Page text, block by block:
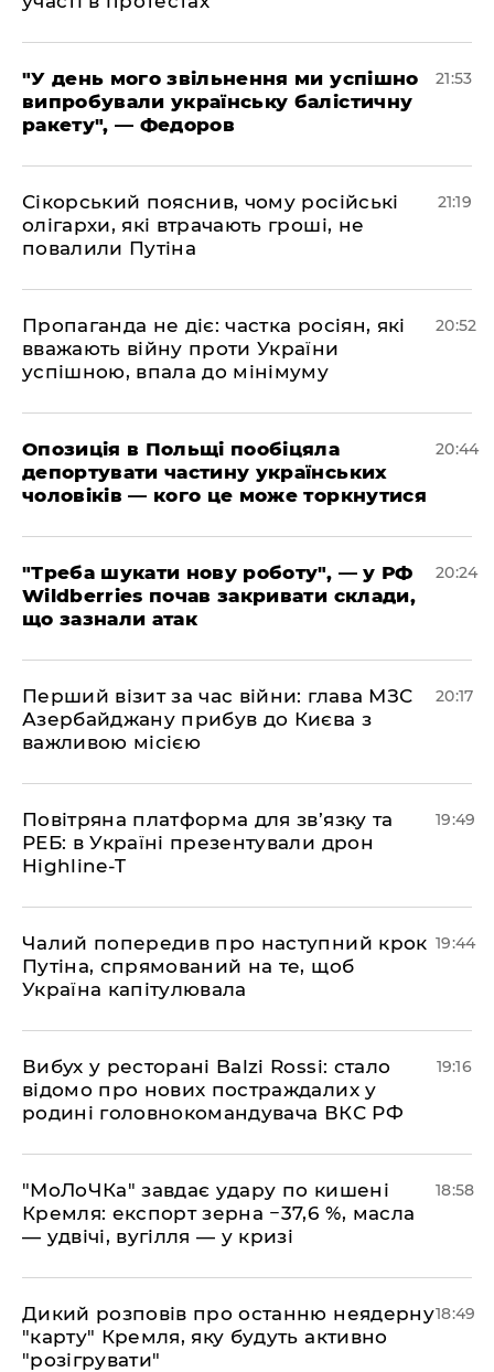
​"У день мого звільнення ми успішно
випробували українську балістичну
ракету", — Федоров
21:53
​Сікорський пояснив, чому російські
олігархи, які втрачають гроші, не
повалили Путіна
21:19
​Пропаганда не діє: частка росіян, які
вважають війну проти України
успішною, впала до мінімуму
20:52
​Опозиція в Польщі пообіцяла
депортувати частину українських
чоловіків — кого це може торкнутися
20:44
​"Треба шукати нову роботу", — у РФ
Wildberries почав закривати склади,
що зазнали атак
20:24
​Перший візит за час війни: глава МЗС
Азербайджану прибув до Києва з
важливою місією
20:17
​Повітряна платформа для зв’язку та
РЕБ: в Україні презентували дрон
Highline-T
19:49
​Чалий попередив про наступний крок
Путіна, спрямований на те, щоб
Україна капітулювала
19:44
​Вибух у ресторані Balzi Rossi: стало
відомо про нових постраждалих у
родині головнокомандувача ВКС РФ
19:16
​"МоЛоЧКа" завдає удару по кишені
Кремля: експорт зерна −37,6 %, масла
— удвічі, вугілля — у кризі
18:58
​Дикий розповів про останню неядерну
"карту" Кремля, яку будуть активно
"розігрувати"
18:49